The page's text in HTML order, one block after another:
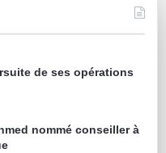
de ses opérations
nommé conseiller à